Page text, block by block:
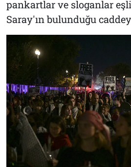
pankartlar ve sloganlar
Saray'ın bulunduğu